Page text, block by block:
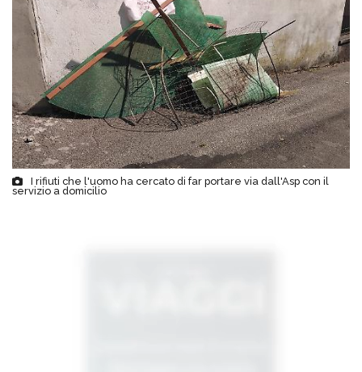
I rifiuti che l'uomo ha cercato di far portare via dall'Asp con il
servizio a domicilio